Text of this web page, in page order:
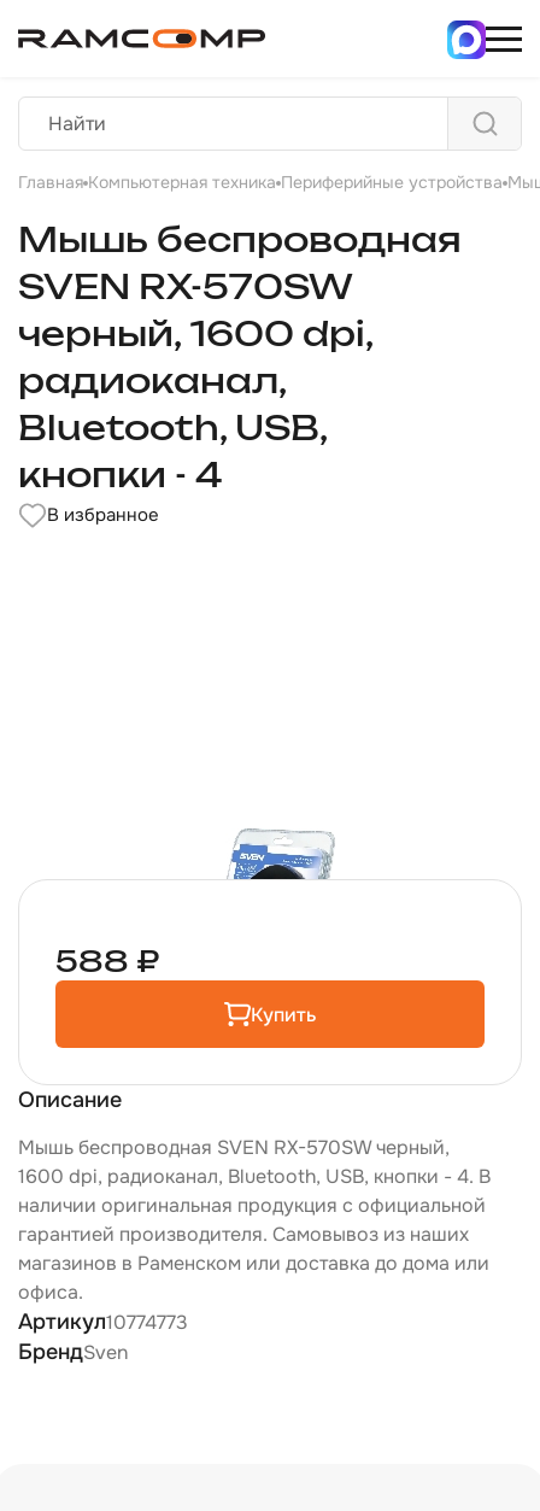
Главная Компьютерная техника Периферийные устройства
Мышь беспроводная
SVEN RX-570SW
черный, 1600 dpi,
радиоканал,
Bluetooth, USB,
кнопки - 4
В избранное
Описание
Мышь беспроводная SVEN RX-570SW черный,
1600 dpi, радиоканал, Bluetooth, USB, кнопки - 4. В
наличии оригинальная продукция с официальной
гарантией производителя. Самовывоз из наших
магазинов в Раменском или доставка до дома или
офиса.
Артикул10774773
БрендSven
588 ₽
Купить